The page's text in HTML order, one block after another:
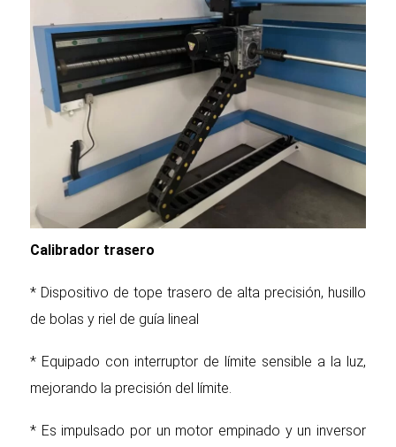
Calibrador trasero
* Dispositivo de tope trasero de alta precisión, husillo
de bolas y riel de guía lineal
* Equipado con interruptor de límite sensible a la luz,
mejorando la precisión del límite.
* Es impulsado por un motor empinado y un inversor